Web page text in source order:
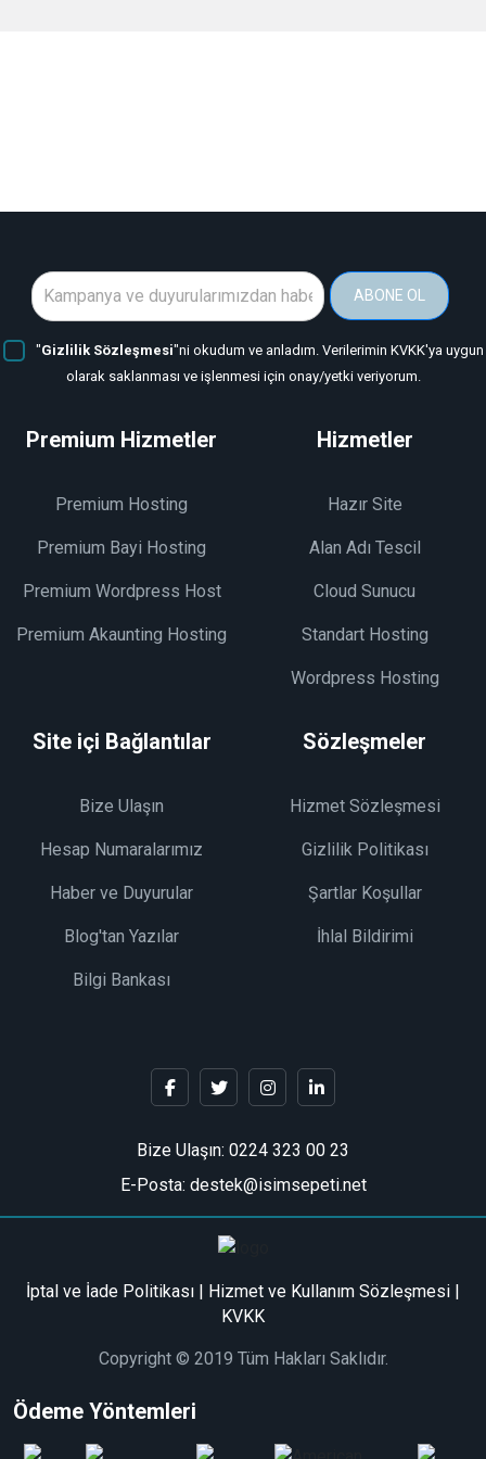
ABONE OL
"Gizlilik Sözleşmesi"ni okudum ve anladım. Verilerimin KVKK'ya uygun
olarak saklanması ve işlenmesi için onay/yetki veriyorum.
Premium Hizmetler
Premium Hosting
Premium Bayi Hosting
Premium Wordpress Host
Premium Akaunting Hosting
Hizmetler
Hazır Site
Alan Adı Tescil
Cloud Sunucu
Standart Hosting
Wordpress Hosting
Site içi Bağlantılar
Bize Ulaşın
Hesap Numaralarımız
Haber ve Duyurular
Blog'tan Yazılar
Bilgi Bankası
Sözleşmeler
Hizmet Sözleşmesi
Gizlilik Politikası
Şartlar Koşullar
İhlal Bildirimi
Bize Ulaşın: 0224 323 00 23
E-Posta: destek@isimsepeti.net
İptal ve İade Politikası | Hizmet ve Kullanım Sözleşmesi |
KVKK
Copyright © 2019 Tüm Hakları Saklıdır.
Ödeme Yöntemleri